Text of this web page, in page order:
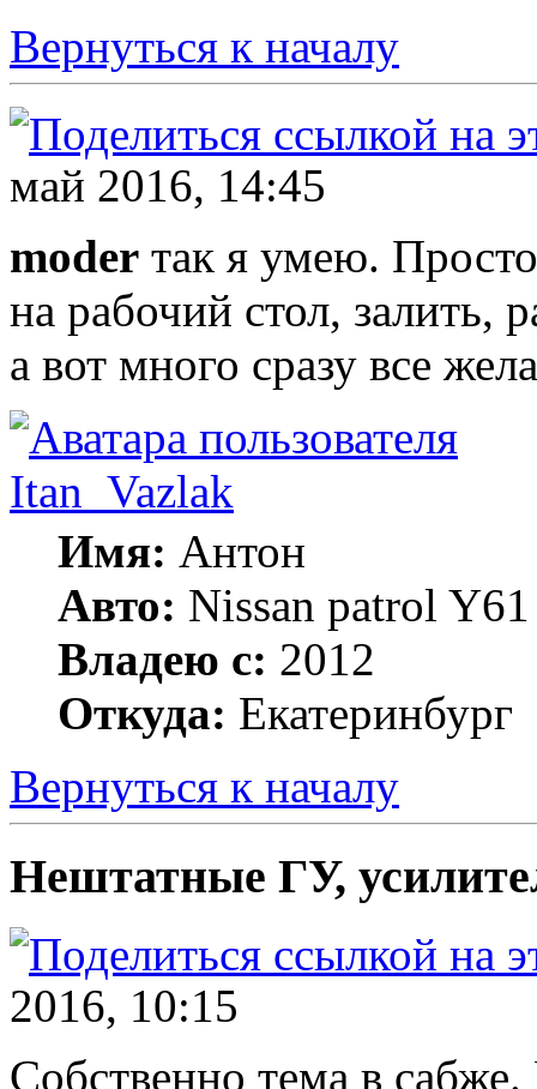
Вернуться к началу
май 2016, 14:45
moder так я умею.
на рабочий стол, залить,
а вот много сразу все
Itan_Vazlak
Имя: Антон
Авто: Nissan patrol
Владею с: 2012
Откуда: Екатеринбург
Вернуться к началу
Нештатные ГУ,
2016, 10:15
Собственно тема в